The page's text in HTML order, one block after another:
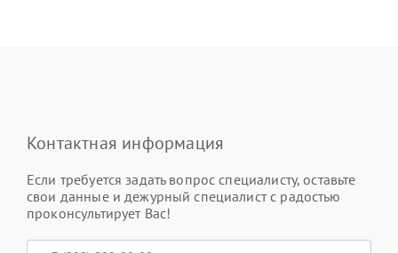
Контактная информация
Если требуется задать вопрос специалисту, оставьте
свои данные и дежурный специалист с радостью
проконсультирует Вас!